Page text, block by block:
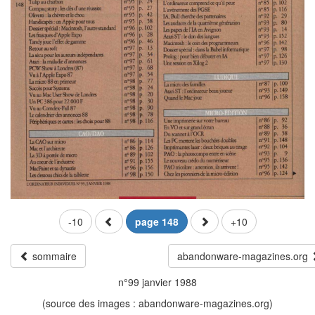
-10 page 148 +10
sommaire
abandonware-magazines.org
n°99 janvier 1988
(source des images : abandonware-magazines.org)